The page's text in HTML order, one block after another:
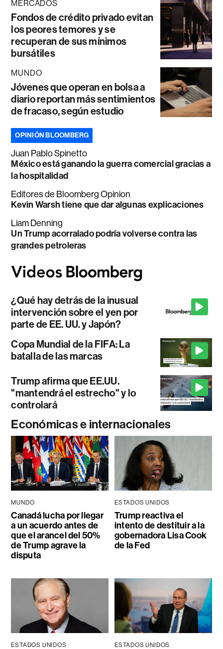
MERCADOS
Fondos de crédito privado evitan
los peores temores y se
recuperan de sus mínimos
bursátiles
MUNDO
Jóvenes que operan en bolsa a
diario reportan más sentimientos
de fracaso, según estudio
OPINIÓN BLOOMBERG
Juan Pablo Spinetto
México está ganando la guerra comercial gracias a
la hospitalidad
Editores de Bloomberg Opinion
Kevin Warsh tiene que dar algunas explicaciones
Liam Denning
Un Trump acorralado podría volverse contra las
grandes petroleras
¿Qué hay detrás de la inusual
intervención sobre el yen por
parte de EE. UU. y Japón?
Copa Mundial de la FIFA: La
batalla de las marcas
Trump afirma que EE.UU.
"mantendrá el estrecho" y lo
controlará
Económicas e internacionales
MUNDO
Canadá lucha por llegar
a un acuerdo antes de
que el arancel del 50%
de Trump agrave la
disputa
ESTADOS UNIDOS
Trump reactiva el
intento de destituir a la
gobernadora Lisa Cook
de la Fed
ESTADOS UNIDOS ESTADOS UNIDOS